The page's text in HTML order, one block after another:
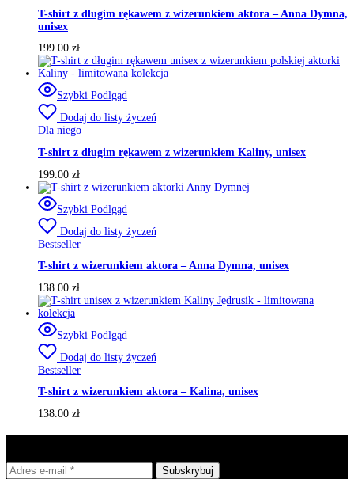
T-shirt z długim rękawem z wizerunkiem aktora – Anna Dymna,
unisex
199.00 zł
Szybki Podlgąd
Dodaj do listy życzeń
Dla niego
T-shirt z długim rękawem z wizerunkiem Kaliny, unisex
199.00 zł
Szybki Podlgąd
Dodaj do listy życzeń
Bestseller
T-shirt z wizerunkiem aktora – Anna Dymna, unisex
138.00 zł
Szybki Podlgąd
Dodaj do listy życzeń
Bestseller
T-shirt z wizerunkiem aktora – Kalina, unisex
138.00 zł